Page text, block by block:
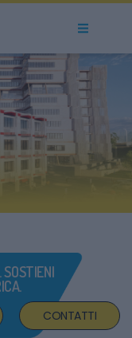
SOSTIENI
CONTATTI